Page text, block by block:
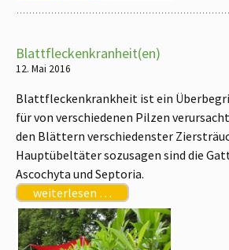
Blattfleckenkranheit(en)
12. Mai 2016
Blattfleckenkrankheit ist ein
für von verschiedenen Pilzen
den Blättern verschiedenster
Hauptübeltäter sozusagen sind die
Ascochyta und Septoria.
weiterlesen …